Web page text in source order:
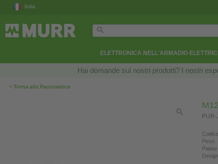
Italia
ELETTRONICA NELL'ARMADIO
Hai domande sui nostri prodotti? I nostri
‹ Torna alla Panoramica
Peso: